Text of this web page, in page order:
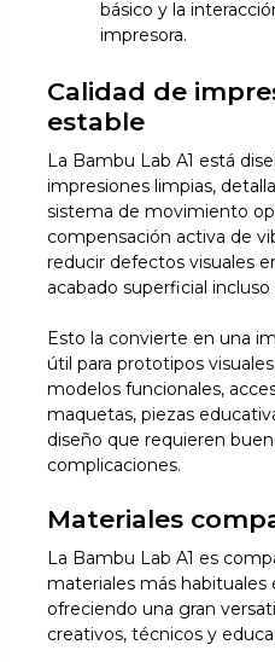
básico y la
impresora.
Calidad de
estable
La Bambu Lab A1 está
impresiones limpias,
sistema de movimiento
compensación activa de
reducir defectos visuales
acabado superficial
Esto la convierte en una
útil para prototipos
modelos funcionales,
maquetas, piezas
diseño que requieren
complicaciones.
Materiales
La Bambu Lab A1 es
materiales más habituales
ofreciendo una gran
creativos, técnicos y